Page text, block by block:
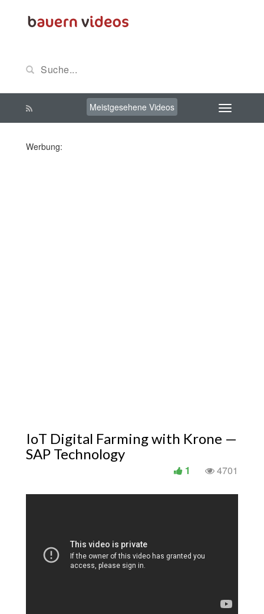
Meistgesehene Videos
Werbung:
IoT Digital Farming with Krone —
SAP Technology
4701
1